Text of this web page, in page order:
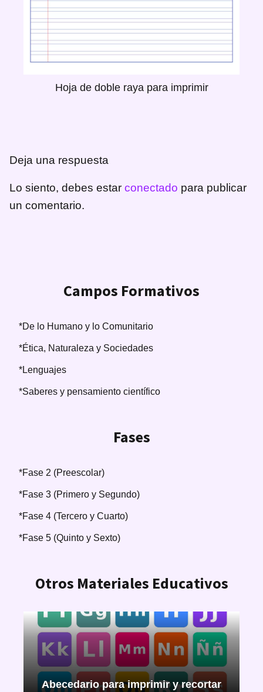
Hoja de doble raya para imprimir
Deja una respuesta
Lo siento, debes estar conectado para publicar
un comentario.
Campos Formativos
*De lo Humano y lo Comunitario
*Ética, Naturaleza y Sociedades
*Lenguajes
*Saberes y pensamiento científico
Fases
*Fase 2 (Preescolar)
*Fase 3 (Primero y Segundo)
*Fase 4 (Tercero y Cuarto)
*Fase 5 (Quinto y Sexto)
Otros Materiales Educativos
Abecedario para imprimir y recortar